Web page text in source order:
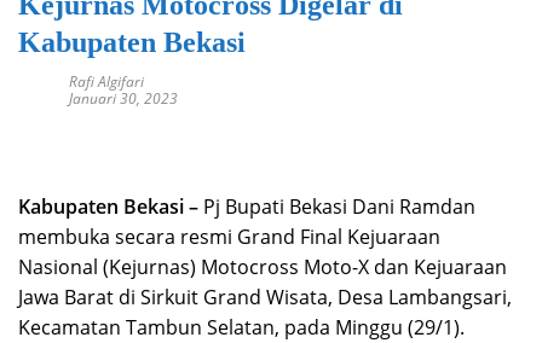
Kabupaten Bekasi
Rafi Algifari
Januari 30, 2023
Kabupaten Bekasi – Pj Bupati Bekasi Dani Ramdan
membuka secara resmi Grand Final Kejuaraan
Nasional (Kejurnas) Motocross Moto-X dan Kejuaraan
Jawa Barat di Sirkuit Grand Wisata, Desa Lambangsari,
Kecamatan Tambun Selatan, pada Minggu (29/1).